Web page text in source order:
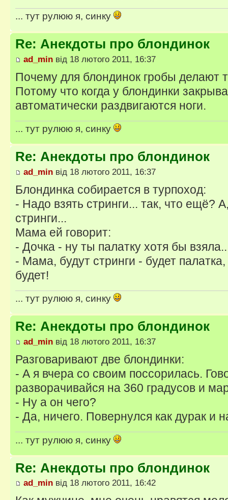
... тут рулюю я, синку
Re: Анекдоты про блондинок
ad_min від 18 лютого 2011, 16:37
Почему для блондинок гробы делают
Потому что когда у блондинки
автоматически раздвигаются ноги.
... тут рулюю я, синку
Re: Анекдоты про блондинок
ad_min від 18 лютого 2011, 16:37
Блондинка собирается в турпоход:
- Надо взять стринги... так, что ещё?
стринги...
Мама ей говорит:
- Дочка - ну ты палатку хотя бы
- Мама, будут стринги - будет
будет!
... тут рулюю я, синку
Re: Анекдоты про блондинок
ad_min від 18 лютого 2011, 16:37
Разговаривают две блондинки:
- А я вчера со своим поссорилась.
разворачивайся на 360 градусов и
- Ну а он чего?
- Да, ничего. Повернулся как дурак и
... тут рулюю я, синку
Re: Анекдоты про блондинок
ad_min від 18 лютого 2011, 16:42